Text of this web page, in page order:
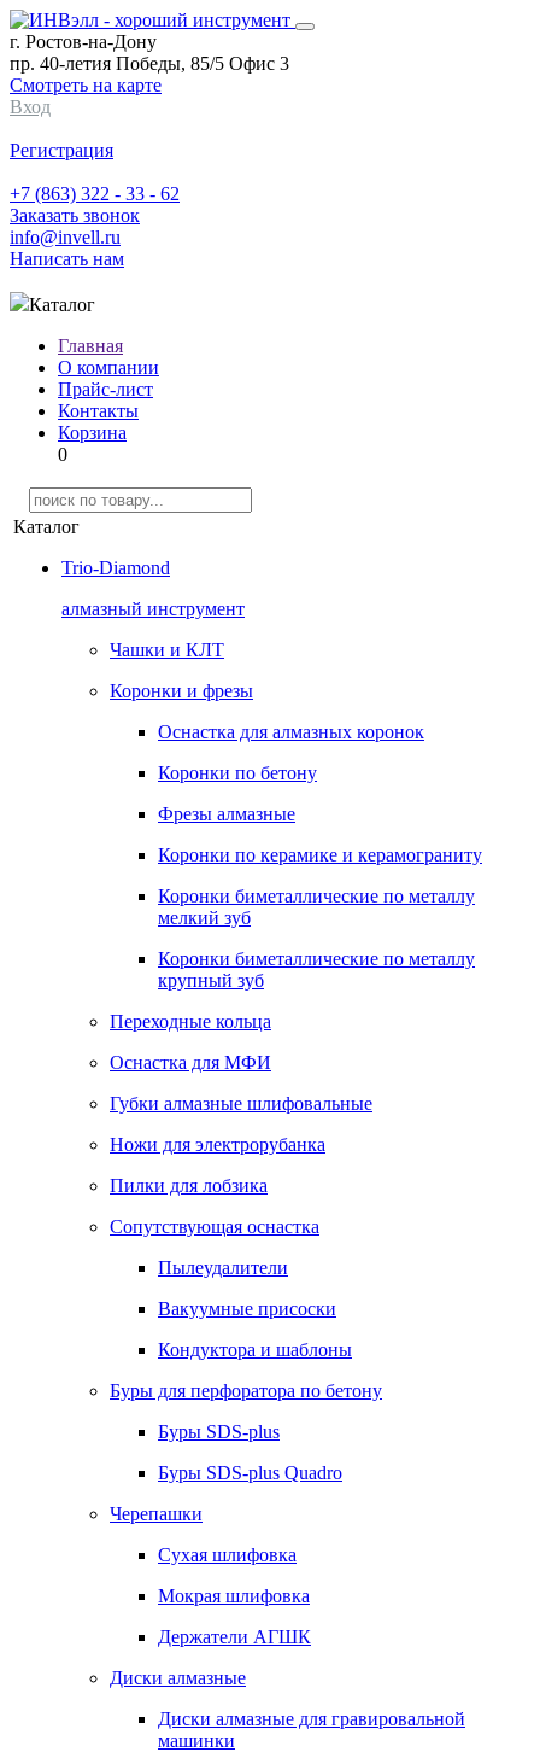
г. Ростов-на-Дону
пр. 40-летия Победы, 85/5 Офис 3
Смотреть на карте
Вход
Регистрация
+7 (863) 322 - 33 - 62
Заказать звонок
info@invell.ru
Написать нам
Каталог
Главная
О компании
Прайс-лист
Контакты
Корзина
0
Каталог
Trio-Diamond
алмазный инструмент
Чашки и КЛТ
Коронки и фрезы
Оснастка для алмазных коронок
Коронки по бетону
Фрезы алмазные
Коронки по керамике и керамограниту
Коронки биметаллические по металлу
мелкий зуб
Коронки биметаллические по металлу
крупный зуб
Переходные кольца
Оснастка для МФИ
Губки алмазные шлифовальные
Ножи для электрорубанка
Пилки для лобзика
Сопутствующая оснастка
Пылеудалители
Вакуумные присоски
Кондуктора и шаблоны
Буры для перфоратора по бетону
Буры SDS-plus
Буры SDS-plus Quadro
Черепашки
Сухая шлифовка
Мокрая шлифовка
Держатели АГШК
Диски алмазные
Диски алмазные для гравировальной
машинки